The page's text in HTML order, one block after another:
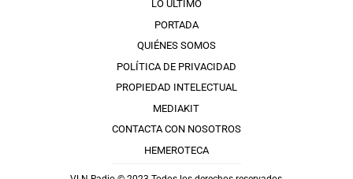
LO ÚLTIMO
PORTADA
QUIÉNES SOMOS
POLÍTICA DE PRIVACIDAD
PROPIEDAD INTELECTUAL
MEDIAKIT
CONTACTA CON NOSOTROS
HEMEROTECA